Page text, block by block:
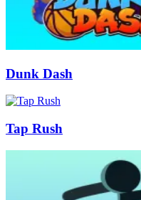
Dunk Dash
Tap Rush